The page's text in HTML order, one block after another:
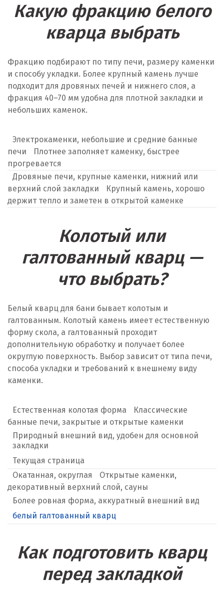
Какую фракцию белого
кварца выбрать
Фракцию подбирают по типу печи, размеру каменки
и способу укладки. Более крупный камень лучше
подходит для дровяных печей и нижнего слоя, а
фракция 40–70 мм удобна для плотной закладки и
небольших каменок.
Электрокаменки, небольшие и средние банные
печи
Плотнее заполняет каменку, быстрее
прогревается
Дровяные печи, крупные каменки, нижний или
верхний слой закладки
Крупный камень, хорошо
держит тепло и заметен в открытой каменке
Колотый или
галтованный кварц —
что выбрать?
Белый кварц для бани бывает колотым и
галтованным. Колотый камень имеет естественную
форму скола, а галтованный проходит
дополнительную обработку и получает более
округлую поверхность. Выбор зависит от типа печи,
способа укладки и требований к внешнему виду
каменки.
Естественная колотая форма
Классические
банные печи, закрытые и открытые каменки
Природный внешний вид, удобен для основной
закладки
Текущая страница
Окатанная, округлая
Открытые каменки,
декоративный верхний слой, сауны
Более ровная форма, аккуратный внешний вид
белый галтованный кварц
Как подготовить кварц
перед закладкой